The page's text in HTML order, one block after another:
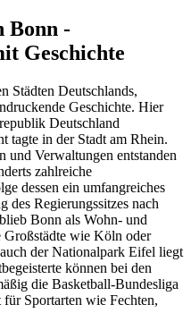
Bonn -
Geschichte
Städten Deutschlands,
Geschichte. Hier
Deutschland
tagte in der Stadt am Rhein.
und Verwaltungen entstanden
zahlreiche
dessen ein umfangreiches
des Regierungssitzes nach
Bonn als Wohn- und
wie Köln oder
der Nationalpark Eifel liegt
können bei den
die Basketball-Bundesliga
Sportarten wie Fechten,